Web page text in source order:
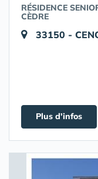
RÉSIDENCE
CÈDRE
33150 -
Plus d'infos